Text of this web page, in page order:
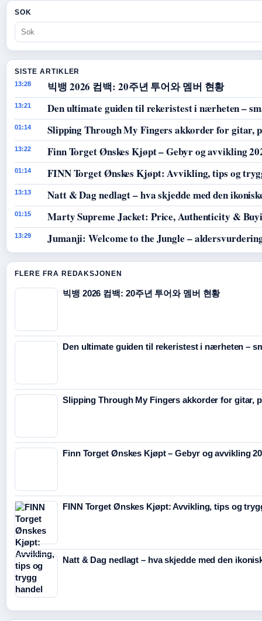
SOK
SISTE ARTIKLER
13:28 빅뱅 2026 컴백: 20주년 투어와 멤버 현황
13:21 Den ultimate guiden til rekeristest i nærheten –
01:14 Slipping Through My Fingers akkorder for gitar,
13:22 Finn Torget Ønskes Kjøpt – Gebyr og avvikling
01:14 FINN Torget Ønskes Kjøpt: Avvikling, tips og
13:13 Natt & Dag nedlagt – hva skjedde med den
01:15 Marty Supreme Jacket: Price, Authenticity &
13:29 Jumanji: Welcome to the Jungle –
FLERE FRA REDAKSJONEN
빅뱅 2026 컴백: 20주년 투어와 멤버 현황
Den ultimate guiden til rekeristest i nærheten –
Slipping Through My Fingers akkorder for gitar,
Finn Torget Ønskes Kjøpt – Gebyr og avvikling
FINN Torget Ønskes Kjøpt: Avvikling, tips og
Natt & Dag nedlagt – hva skjedde med den